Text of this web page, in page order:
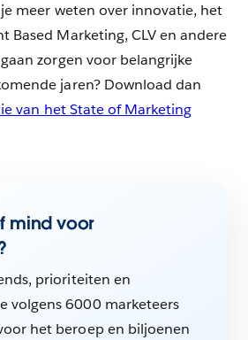
meer weten over innovatie, het
Based Marketing, CLV en andere
zorgen voor belangrijke
jaren? Download dan
van het State of Marketing
mind voor
prioriteiten en
volgens 6000 marketeers
het beroep en biljoenen